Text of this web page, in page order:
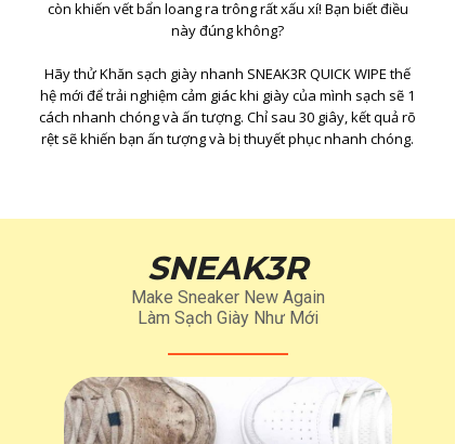
còn khiến vết bẩn loang ra trông rất xấu xí! Bạn biết điều
này đúng không?
Hãy thử Khăn sạch giày nhanh SNEAK3R QUICK WIPE thế
hệ mới để trải nghiệm cảm giác khi giày của mình sạch sẽ 1
cách nhanh chóng và ấn tượng. Chỉ sau 30 giây, kết quả rõ
rệt sẽ khiến bạn ấn tượng và bị thuyết phục nhanh chóng.
SNEAK3R
Make Sneaker New Again
Làm Sạch Giày Như Mới